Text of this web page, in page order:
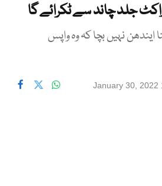
جلد چاند سے ٹکرائے گا
ایندھن نہیں بچا کہ وہ واپس
January 30, 2022